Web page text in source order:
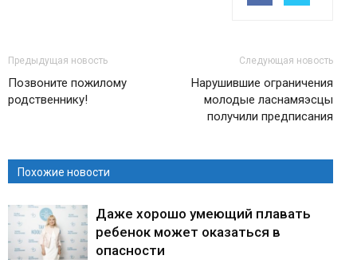
Предыдущая новость
Позвоните пожилому
родственнику!
Следующая новость
Нарушившие ограничения
молодые ласнамяэсцы
получили предписания
Похожие новости
Даже хорошо умеющий плавать
ребенок может оказаться в
опасности